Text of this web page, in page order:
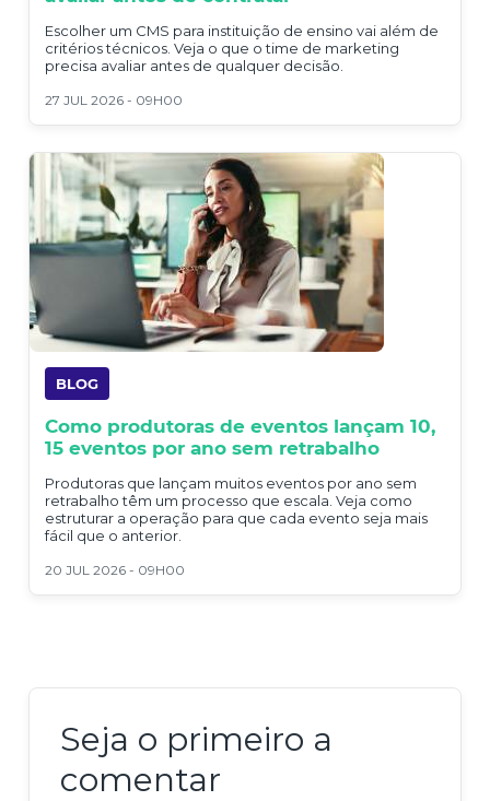
Escolher um CMS para instituição de ensino vai além de
critérios técnicos. Veja o que o time de marketing
precisa avaliar antes de qualquer decisão.
27 JUL 2026 - 09H00
BLOG
Como produtoras de eventos lançam 10,
15 eventos por ano sem retrabalho
Produtoras que lançam muitos eventos por ano sem
retrabalho têm um processo que escala. Veja como
estruturar a operação para que cada evento seja mais
fácil que o anterior.
20 JUL 2026 - 09H00
Seja o primeiro a
comentar